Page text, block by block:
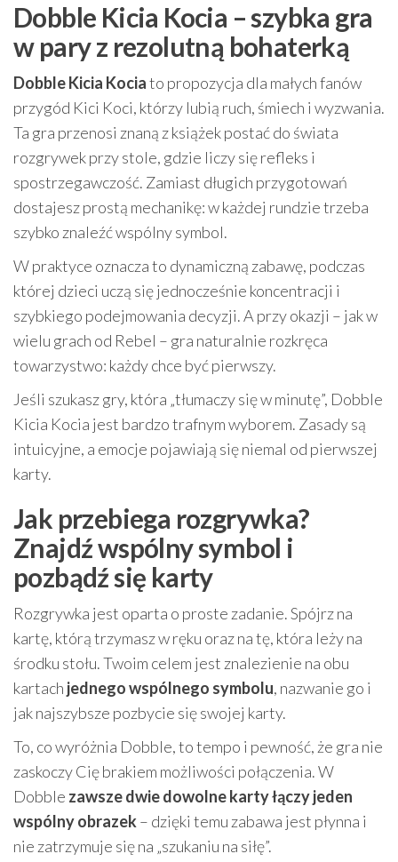
Dobble Kicia Kocia – szybka gra
w pary z rezolutną bohaterką
Dobble Kicia Kociato propozycja dla małych fanów
przygód Kici Koci, którzy lubią ruch, śmiech i wyzwania.
Ta gra przenosi znaną z książek postać do świata
rozgrywek przy stole, gdzie liczy się refleks i
spostrzegawczość. Zamiast długich przygotowań
dostajesz prostą mechanikę: w każdej rundzie trzeba
szybko znaleźć wspólny symbol.
W praktyce oznacza to dynamiczną zabawę, podczas
której dzieci uczą się jednocześnie koncentracji i
szybkiego podejmowania decyzji. A przy okazji – jak w
wielu grach od Rebel – gra naturalnie rozkręca
towarzystwo: każdy chce być pierwszy.
Jeśli szukasz gry, która „tłumaczy się w minutę”, Dobble
Kicia Kocia jest bardzo trafnym wyborem. Zasady są
intuicyjne, a emocje pojawiają się niemal od pierwszej
karty.
Jak przebiega rozgrywka?
Znajdź wspólny symbol i
pozbądź się karty
Rozgrywka jest oparta o proste zadanie. Spójrz na
kartę, którą trzymasz w ręku oraz na tę, która leży na
środku stołu. Twoim celem jest znalezienie na obu
kartach jednego wspólnego symbolu, nazwanie go i
jak najszybsze pozbycie się swojej karty.
To, co wyróżnia Dobble, to tempo i pewność, że gra nie
zaskoczy Cię brakiem możliwości połączenia. W
Dobble zawsze dwie dowolne karty łączy jeden
wspólny obrazek– dzięki temu zabawa jest płynna i
nie zatrzymuje się na „szukaniu na siłę”.